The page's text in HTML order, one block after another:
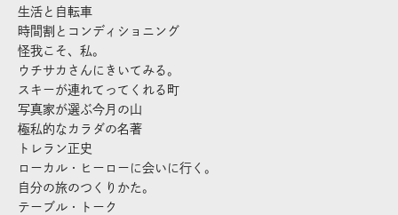
生活と自転車
時間割とコンディショニング
怪我こそ、私。
ウチサカさんにきいてみる。
スキーが連れてってくれる町
写真家が選ぶ今月の山
極私的なカラダの名著
トレラン正史
ローカル・ヒーローに会いに行く。
自分の旅のつくりかた。
テーブル・トーク